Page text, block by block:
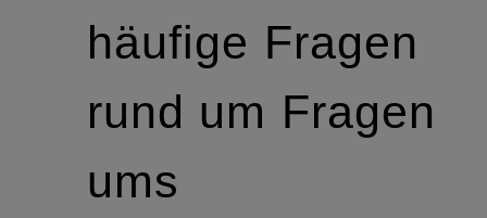
häufige Fragen
rund um Fragen
ums